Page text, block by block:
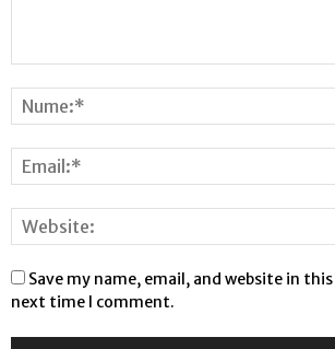
Save my name, email, and website in
next time I comment.